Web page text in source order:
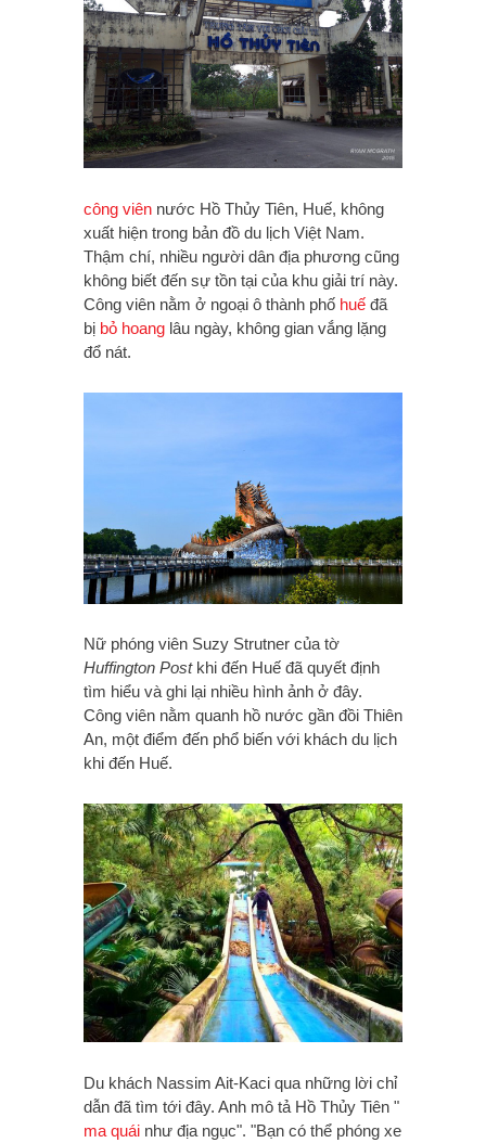
công viên nước Hồ Thủy Tiên, Huế, không
xuất hiện trong bản đồ du lịch Việt Nam.
Thậm chí, nhiều người dân địa phương cũng
không biết đến sự tồn tại của khu giải trí này.
Công viên nằm ở ngoại ô thành phố huế đã
bị bỏ hoang lâu ngày, không gian vắng lặng
đổ nát.
Nữ phóng viên Suzy Strutner của tờ
Huffington Postkhi đến Huế đã quyết định
tìm hiểu và ghi lại nhiều hình ảnh ở đây.
Công viên nằm quanh hồ nước gần đồi Thiên
An, một điểm đến phổ biến với khách du lịch
khi đến Huế.
Du khách Nassim Ait-Kaci qua những lời chỉ
dẫn đã tìm tới đây. Anh mô tả Hồ Thủy Tiên "
ma quái như địa ngục". "Bạn có thể phóng xe